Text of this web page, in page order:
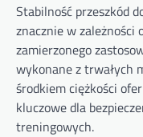
Stabilność przeszkód
znacznie w zależności
zamierzonego
wykonane z trwałych
środkiem ciężkości
kluczowe dla
treningowych.